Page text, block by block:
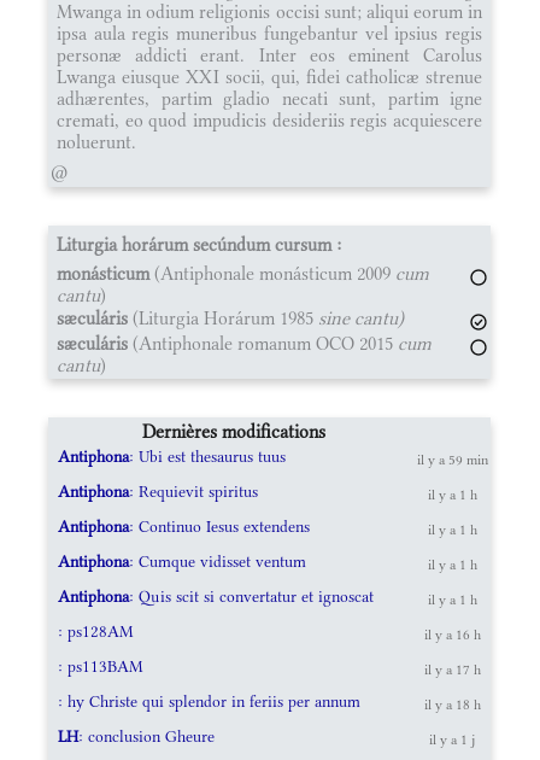
Mwanga in odium religionis occisi sunt; aliqui eorum in
ipsa aula regis muneribus fungebantur vel ipsius regis
personæ addicti erant. Inter eos eminent Carolus
Lwanga eiusque XXI socii, qui, fidei catholicæ strenue
adhærentes, partim gladio necati sunt, partim igne
cremati, eo quod impudicis desideriis regis acquiescere
noluerunt.
@
Liturgia horárum secúndum cursum :
monásticum(Antiphonale monásticum 2009 cum
cantu)
sæculáris (Liturgia Horárum 1985 sine cantu)
sæculáris (Antiphonale romanum OCO 2015 cum
cantu)
Dernières modifications
Antiphona: Ubi est thesaurus tuus il y a 59 min
Antiphona: Requievit spiritus il y a 1 h
Antiphona: Continuo Iesus extendens il y a 1 h
Antiphona: Cumque vidisset ventum il y a 1 h
Antiphona: Quis scit si convertatur et ignoscat il y a 1 h
: ps128AM il y a 16 h
: ps113BAM il y a 17 h
: hy Christe qui splendor in feriis per annum il y a 18 h
LH: conclusion Gheure il y a 1 j